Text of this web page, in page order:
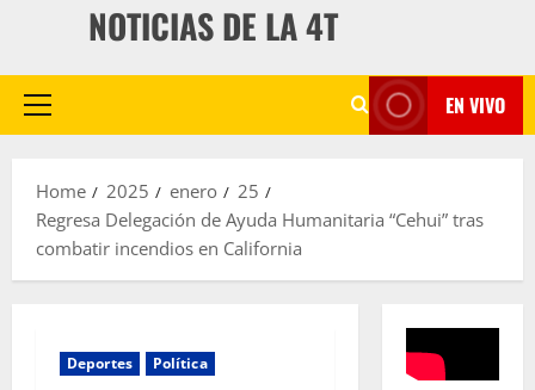
NOTICIAS DE LA 4T
Primary
EN VIVO
Home 2025 enero
25
Regresa Delegación de Ayuda Humanitaria “Cehui” tras
combatir incendios en California
Deportes Política